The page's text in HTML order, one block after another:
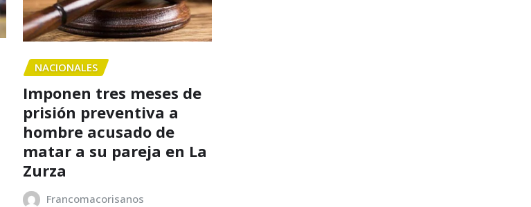
NACIONALES
Imponen tres meses de
prisión preventiva a
hombre acusado de
matar a su pareja en La
Zurza
Francomacorisanos